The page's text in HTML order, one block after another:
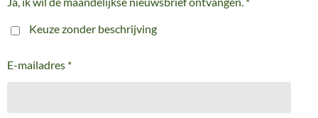
Keuze zonder beschrijving
E-mailadres *